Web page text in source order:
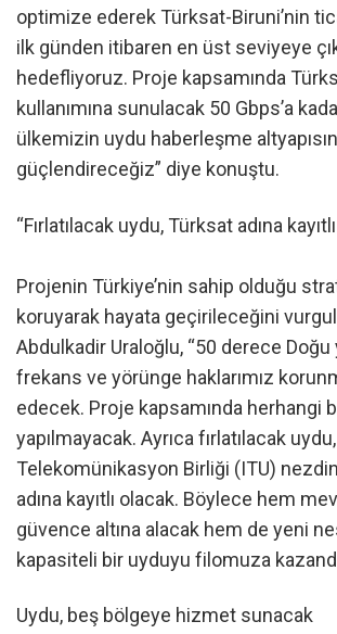
optimize ederek Türksat-Biruni’nin
ilk günden itibaren en üst seviyeye
hedefliyoruz. Proje kapsamında
kullanımına sunulacak 50 Gbps’a
ülkemizin uydu haberleşme
güçlendireceğiz” diye konuştu.
“Fırlatılacak uydu, Türksat adına
Projenin Türkiye’nin sahip olduğu
koruyarak hayata geçirileceğini
Abdulkadir Uraloğlu, “50 derece
frekans ve yörünge haklarımız
edecek. Proje kapsamında herhangi
yapılmayacak. Ayrıca fırlatılacak
Telekomünikasyon Birliği (ITU)
adına kayıtlı olacak. Böylece hem
güvence altına alacak hem de yeni
kapasiteli bir uyduyu filomuza
Uydu, beş bölgeye hizmet sunacak